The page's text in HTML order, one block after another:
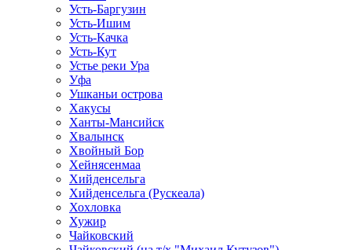
Усть-Баргузин
Усть-Ишим
Усть-Качка
Усть-Кут
Устье реки Ура
Уфа
Ушканьи острова
Хакусы
Ханты-Мансийск
Хвалынск
Хвойный Бор
Хейнясенмаа
Хийденсельга
Хийденсельга (Рускеала)
Хохловка
Хужир
Чайковский